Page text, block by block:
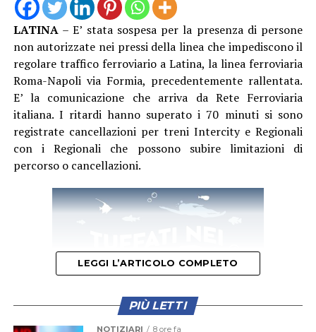
LATINA– E’ stata sospesa per la presenza di persone
non autorizzate nei pressi della linea che impediscono il
regolare traffico ferroviario a Latina, la linea ferroviaria
Roma-Napoli via Formia, precedentemente rallentata.
E’ la comunicazione che arriva da Rete Ferroviaria
italiana. I ritardi hanno superato i 70 minuti si sono
registrate cancellazioni per treni Intercity e Regionali
con i Regionali che possono subire limitazioni di
percorso o cancellazioni.
LEGGI L’ARTICOLO COMPLETO
PIÙ LETTI
NOTIZIARI 8 ore fa